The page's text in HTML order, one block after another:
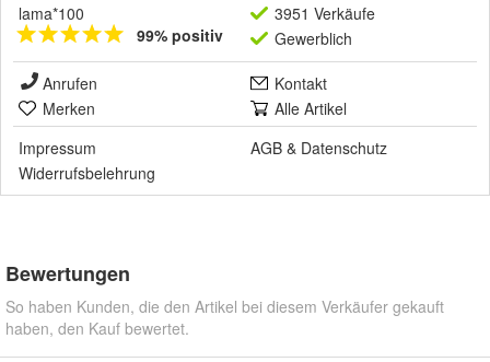
lama*100
99% positiv
3951 Verkäufe
Gewerblich
Anrufen
Kontakt
Merken
Alle Artikel
Impressum
AGB & Datenschutz
Widerrufsbelehrung
Bewertungen
So haben Kunden, die den Artikel bei diesem Verkäufer gekauft
haben, den Kauf bewertet.